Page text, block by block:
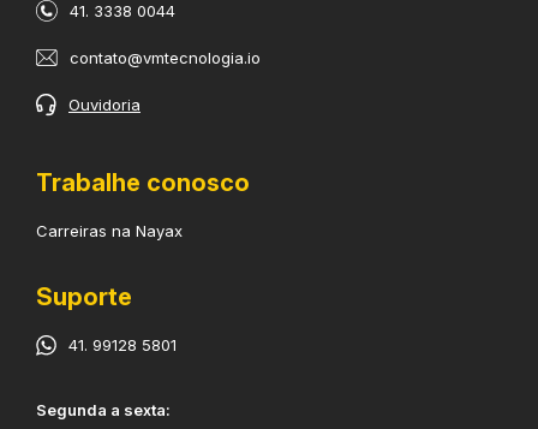
41. 3338 0044
contato@vmtecnologia.io
Ouvidoria
Trabalhe conosco
Carreiras na Nayax
Suporte
41. 99128 5801
​Segunda a sexta: